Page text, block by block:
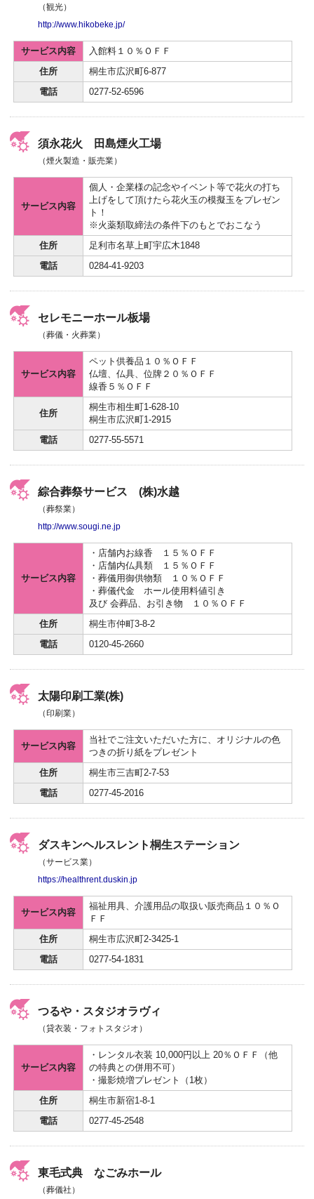
（観光）
http://www.hikobeke.jp/
サービス内容 入館料１０％ＯＦＦ
住所 桐生市広沢町6-877
電話 0277-52-6596
須永花火 田島煙火工場
（煙火製造・販売業）
サービス内容
個人・企業様の記念やイベント等で花火の打ち
上げをして頂けたら花火玉の模擬玉をプレゼン
ト！
※火薬類取締法の条件下のもとでおこなう
住所 足利市名草上町宇広木1848
電話 0284-41-9203
セレモニーホール板場
（葬儀・火葬業）
サービス内容
ペット供養品１０％ＯＦＦ
仏壇、仏具、位牌２０％ＯＦＦ
線香５％ＯＦＦ
住所
桐生市相生町1-628-10
桐生市広沢町1-2915
電話 0277-55-5571
綜合葬祭サービス (株)水越
（葬祭業）
http://www.sougi.ne.jp
サービス内容
・店舗内お線香 １５％ＯＦＦ
・店舗内仏具類 １５％ＯＦＦ
・葬儀用御供物類 １０％ＯＦＦ
・葬儀代金 ホール使用料値引き
及び 会葬品、お引き物 １０％ＯＦＦ
住所 桐生市仲町3-8-2
電話 0120-45-2660
太陽印刷工業(株)
（印刷業）
サービス内容
当社でご注文いただいた方に、オリジナルの色
つきの折り紙をプレゼント
住所 桐生市三吉町2-7-53
電話 0277-45-2016
ダスキンヘルスレント桐生ステーション
（サービス業）
https://healthrent.duskin.jp
サービス内容
福祉用具、介護用品の取扱い販売商品１０％Ｏ
ＦＦ
住所 桐生市広沢町2-3425-1
電話 0277-54-1831
つるや・スタジオラヴィ
（貸衣装・フォトスタジオ）
サービス内容
・レンタル衣装 10,000円以上 20％ＯＦＦ（他
の特典との併用不可）
・撮影焼増プレゼント（1枚）
住所 桐生市新宿1-8-1
電話 0277-45-2548
東毛式典 なごみホール
（葬儀社）